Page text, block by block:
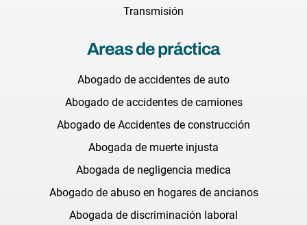
Transmisión
Areas de práctica
Abogado de accidentes de auto
Abogado de accidentes de camiones
Abogado de Accidentes de construcción
Abogada de muerte injusta
Abogada de negligencia medica
Abogado de abuso en hogares de ancianos
Abogada de discriminación laboral